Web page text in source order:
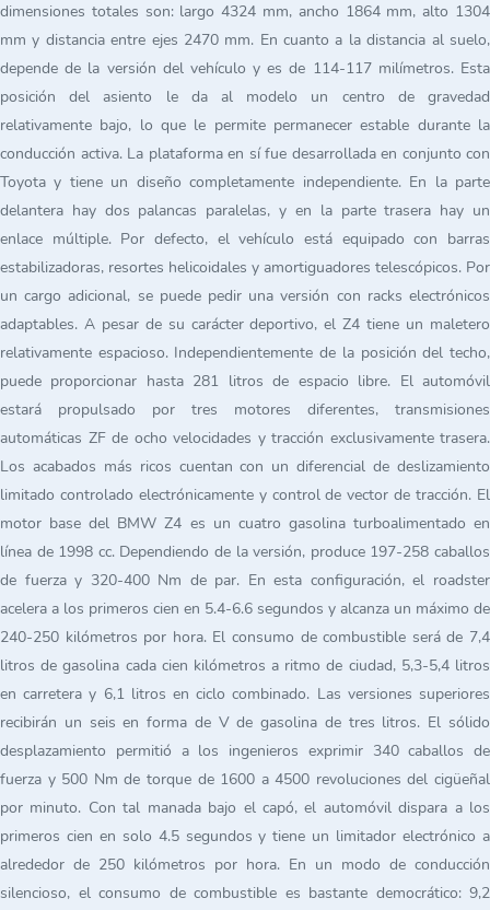
dimensiones totales son: largo 4324 mm, ancho 1864 mm, alto 1304
mm y distancia entre ejes 2470 mm. En cuanto a la distancia al suelo,
depende de la versión del vehículo y es de 114-117 milímetros. Esta
posición del asiento le da al modelo un centro de gravedad
relativamente bajo, lo que le permite permanecer estable durante la
conducción activa. La plataforma en sí fue desarrollada en conjunto con
Toyota y tiene un diseño completamente independiente. En la parte
delantera hay dos palancas paralelas, y en la parte trasera hay un
enlace múltiple. Por defecto, el vehículo está equipado con barras
estabilizadoras, resortes helicoidales y amortiguadores telescópicos. Por
un cargo adicional, se puede pedir una versión con racks electrónicos
adaptables. A pesar de su carácter deportivo, el Z4 tiene un maletero
relativamente espacioso. Independientemente de la posición del techo,
puede proporcionar hasta 281 litros de espacio libre. El automóvil
estará propulsado por tres motores diferentes, transmisiones
automáticas ZF de ocho velocidades y tracción exclusivamente trasera.
Los acabados más ricos cuentan con un diferencial de deslizamiento
limitado controlado electrónicamente y control de vector de tracción. El
motor base del BMW Z4 es un cuatro gasolina turboalimentado en
línea de 1998 cc. Dependiendo de la versión, produce 197-258 caballos
de fuerza y 320-400 Nm de par. En esta configuración, el roadster
acelera a los primeros cien en 5.4-6.6 segundos y alcanza un máximo de
240-250 kilómetros por hora. El consumo de combustible será de 7,4
litros de gasolina cada cien kilómetros a ritmo de ciudad, 5,3-5,4 litros
en carretera y 6,1 litros en ciclo combinado. Las versiones superiores
recibirán un seis en forma de V de gasolina de tres litros. El sólido
desplazamiento permitió a los ingenieros exprimir 340 caballos de
fuerza y 500 Nm de torque de 1600 a 4500 revoluciones del cigüeñal
por minuto. Con tal manada bajo el capó, el automóvil dispara a los
primeros cien en solo 4.5 segundos y tiene un limitador electrónico a
alrededor de 250 kilómetros por hora. En un modo de conducción
silencioso, el consumo de combustible es bastante democrático: 9,2